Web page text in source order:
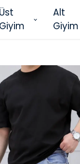
Alt
Giyim